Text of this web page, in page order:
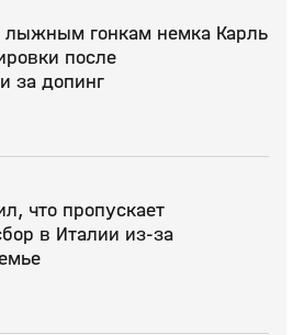
лыжным гонкам немка Карль
после
за допинг
что пропускает
в Италии из‑за